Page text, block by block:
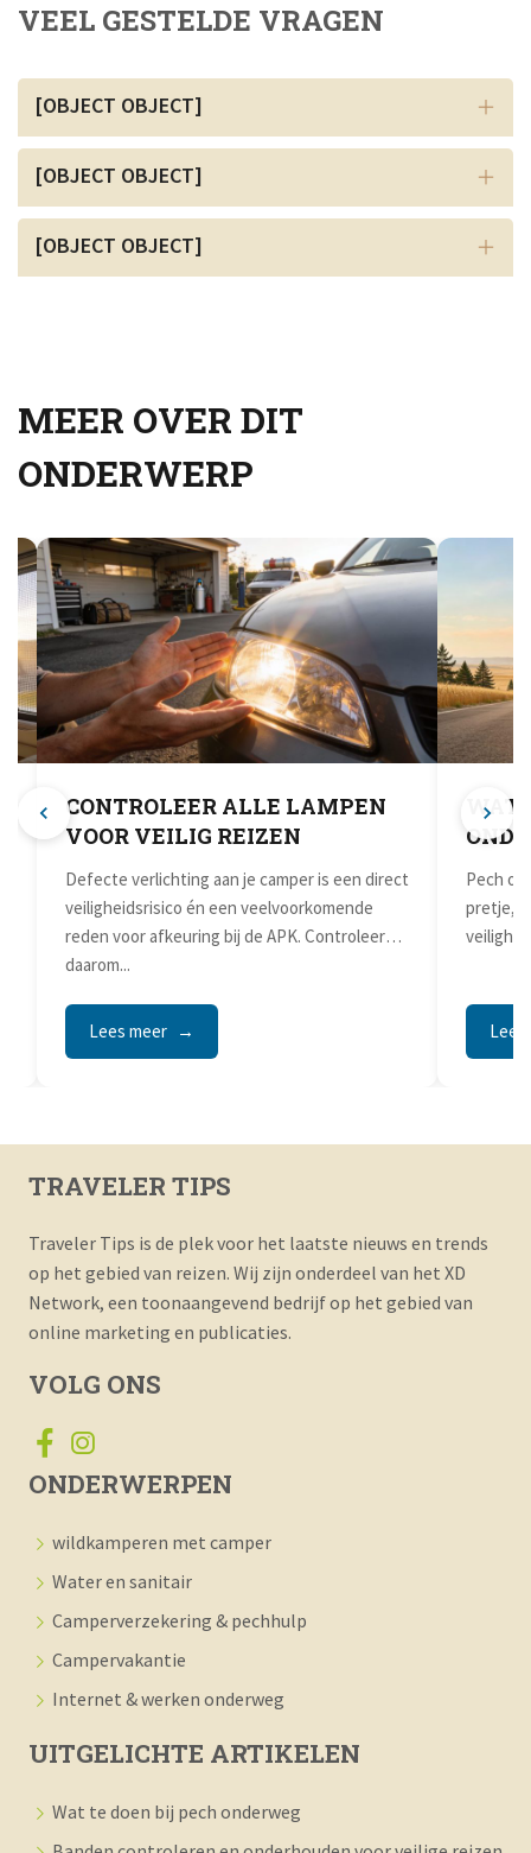
VEEL GESTELDE VRAGEN
[OBJECT OBJECT]
[OBJECT OBJECT]
[OBJECT OBJECT]
MEER OVER DIT
ONDERWERP
CONTROLEER ALLE LAMPEN
VOOR VEILIG REIZEN
Defecte verlichting aan je camper is een direct
veiligheidsrisico én een veelvoorkomende
reden voor afkeuring bij de APK. Controleer
daarom...
Lees meer
Pech
pretje,
Lees
TRAVELER TIPS
Traveler Tips is de plek voor het laatste nieuws en trends
op het gebied van reizen. Wij zijn onderdeel van het XD
Network, een toonaangevend bedrijf op het gebied van
online marketing en publicaties.
VOLG ONS
ONDERWERPEN
wildkamperen met camper
Water en sanitair
Camperverzekering & pechhulp
Campervakantie
Internet & werken onderweg
UITGELICHTE ARTIKELEN
Wat te doen bij pech onderweg